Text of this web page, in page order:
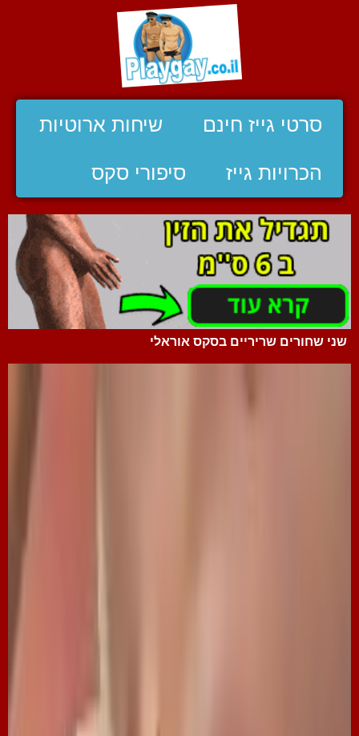
סרטי גייז חינם שיחות ארוטיות
הכרויות גייז סיפורי סקס
שני שחורים שריריים בסקס אוראלי